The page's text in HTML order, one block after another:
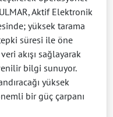
Aktif Elektronik
yüksek tarama
süresi ile öne
akışı sağlayarak
bilgi sunuyor.
yüksek
bir güç çarpanı